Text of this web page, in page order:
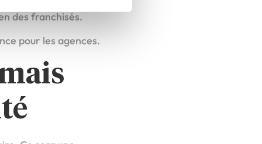
des franchisés.
pour les agences.